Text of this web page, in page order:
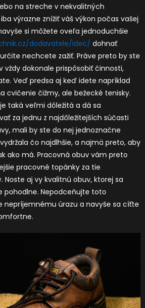
na streche v nekvalitných
výrazne znížiť váš výkon počas vašej
si môžete oveľa jednoduchšie
dodavatele/idec/ dohnať
nechcete zažiť. Práve preto by ste
vždy dokonale prispôsobiť činnosti,
Veď predsa aj keď idete napríklad
cvičenie čižmy, ale bežecké tenisky.
taká veľmi dôležitá a dá sa
za jednu z najdôležitejších súčasti
mali by ste do nej jednoznačne
čo najdlhšie, a najmä preto, aby
ako má. Pracovná obuvvám preto
pracovné topánky za tie
Noste aj vy kvalitnú obuv, ktorej sa
Nepodceňujte toto
nepríjemnému úrazu a navyše sa cíťte